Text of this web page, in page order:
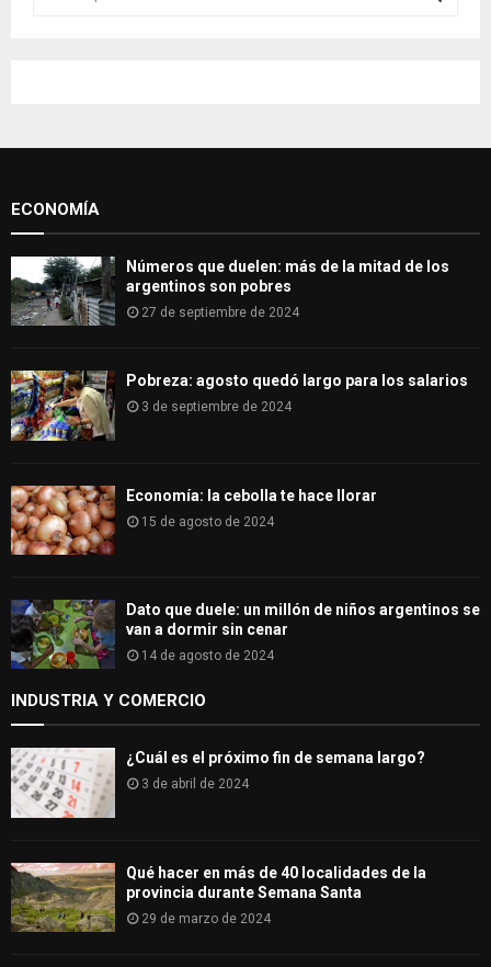
o
H
ECONOMÍA
Números que duelen: más de la mitad de los
argentinos son pobres
27 de septiembre de 2024
Pobreza: agosto quedó largo para los salarios
3 de septiembre de 2024
Economía: la cebolla te hace llorar
15 de agosto de 2024
Dato que duele: un millón de niños argentinos se
van a dormir sin cenar
14 de agosto de 2024
INDUSTRIA Y COMERCIO
¿Cuál es el próximo fin de semana largo?
3 de abril de 2024
Qué hacer en más de 40 localidades de la
provincia durante Semana Santa
29 de marzo de 2024